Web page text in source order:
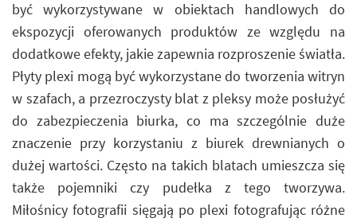
być wykorzystywane w obiektach handlowych do
ekspozycji oferowanych produktów ze względu na
dodatkowe efekty, jakie zapewnia rozproszenie światła.
Płyty plexi mogą być wykorzystane do tworzenia witryn
w szafach, a przezroczysty blat z pleksy może posłużyć
do zabezpieczenia biurka, co ma szczególnie duże
znaczenie przy korzystaniu z biurek drewnianych o
dużej wartości. Często na takich blatach umieszcza się
także pojemniki czy pudełka z tego tworzywa.
Miłośnicy fotografii sięgają po plexi fotografując różne